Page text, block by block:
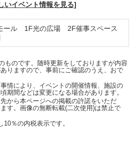
いイベント情報を見る]
ール 1F光の広場 2F催事スペース
ものです。随時更新をしておりますが内容
りますので、事前にご確認のうえ、おで
情により、イベントの開催情報、施設の
期間などは変更になる場合があります。
から本ページへの掲載の許諾をいただ
す。画像の無断転載(二次使用)は禁止で
％の内税表示です。